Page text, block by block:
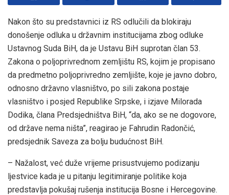
Nakon što su predstavnici iz RS odlučili da blokiraju
donošenje odluka u državnim institucijama zbog odluke
Ustavnog Suda BiH, da je Ustavu BiH suprotan član 53.
Zakona o poljoprivrednom zemljištu RS, kojim je propisano
da predmetno poljoprivredno zemljište, koje je javno dobro,
odnosno državno vlasništvo, po sili zakona postaje
vlasništvo i posjed Republike Srpske, i izjave Milorada
Dodika, člana Predsjedništva BiH, “da, ako se ne dogovore,
od države nema ništa”, reagirao je Fahrudin Radončić,
predsjednik Saveza za bolju budućnost BiH.
– Nažalost, već duže vrijeme prisustvujemo podizanju
ljestvice kada je u pitanju legitimiranje politike koja
predstavlja pokušaj rušenja institucija Bosne i Hercegovine.